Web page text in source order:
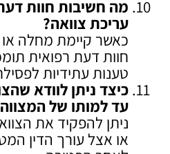
מה חשיבות חוות
עריכת צוואה?
כאשר קיימת מחלה
חוות דעת רפואית
טענות עתידיות
כיצד ניתן לוודא
עד למותו של המצווה
ניתן להפקיד את
או אצל עורך הדין